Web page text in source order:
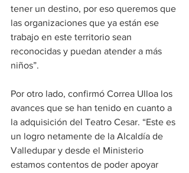
tener un destino, por eso queremos que
las organizaciones que ya están ese
trabajo en este territorio sean
reconocidas y puedan atender a más
niños”.
Por otro lado, confirmó Correa Ulloa los
avances que se han tenido en cuanto a
la adquisición del Teatro Cesar. “Este es
un logro netamente de la Alcaldía de
Valledupar y desde el Ministerio
estamos contentos de poder apoyar